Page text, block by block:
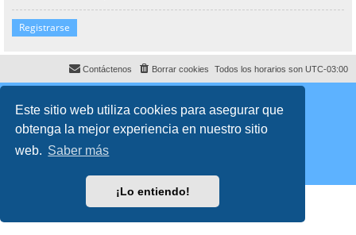
Este sitio web utiliza cookies para asegurar que
obtenga la mejor experiencia en nuestro sitio
web. Saber más
¡Lo entiendo!
Registrarse
Todos los horarios son UTC-03:00
Borrar cookies
Contáctenos
Traducción al español porphpBB España
Abogados Argentinos
Privacidad|Condiciones